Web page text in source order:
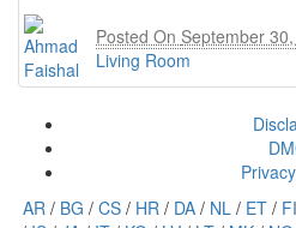
Posted On September
Living Room
AR/ BG / CS/ HR/ DA/ NL/ ET/ FI